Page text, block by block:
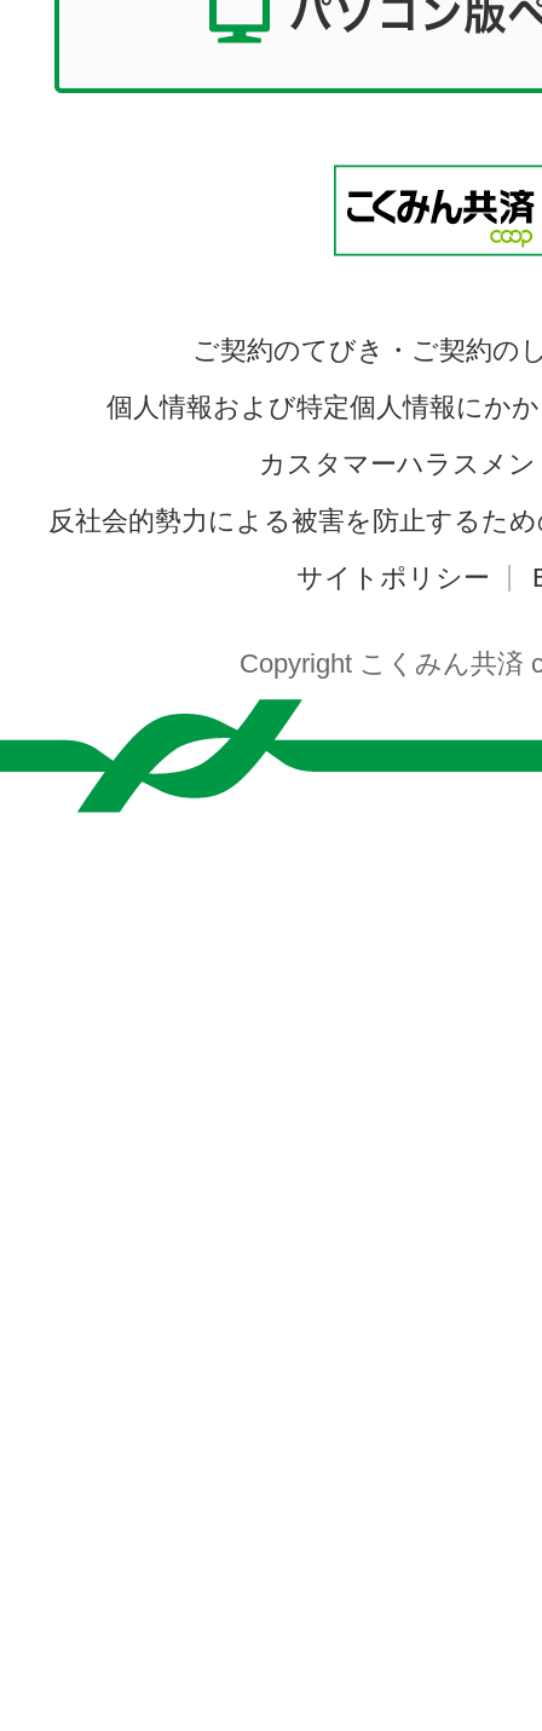
ご契約のてびき・ご契約の
個人情報および特定個人情報にか
カスタマーハラスメ
反社会的勢力による被害を防止するた
サイトポリシー
Copyright こくみん共済